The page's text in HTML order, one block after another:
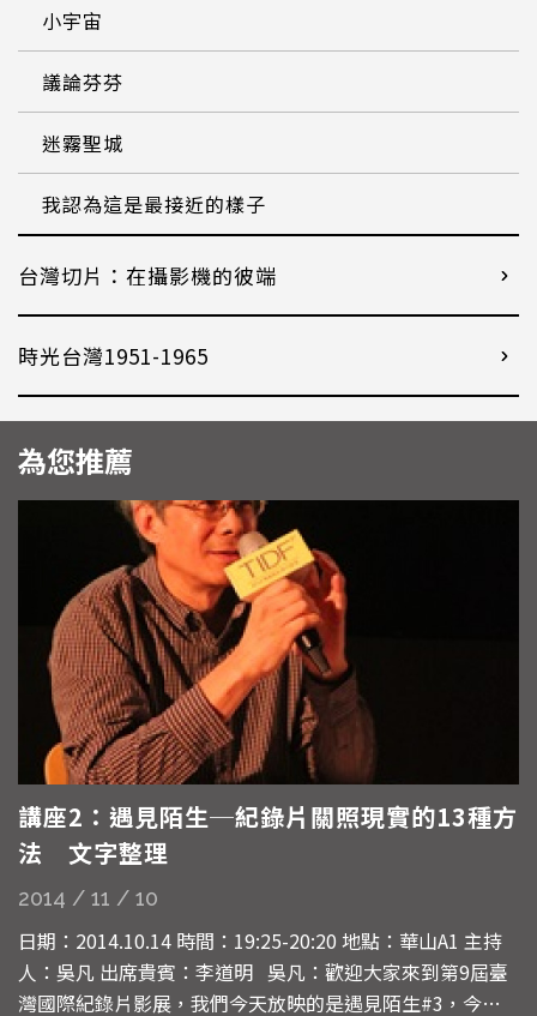
小宇宙
議論芬芬
迷霧聖城
我認為這是最接近的樣子
台灣切片：在攝影機的彼端
時光台灣1951-1965
為您推薦
講座2：遇見陌生─紀錄片關照現實的13種方
法 文字整理
2014 / 11 / 10
日期：2014.10.14 時間：19:25-20:20 地點：華山A1 主持
人：吳凡 出席貴賓：李道明 吳凡：歡迎大家來到第9屆臺
灣國際紀錄片影展，我們今天放映的是遇見陌生#3，今年